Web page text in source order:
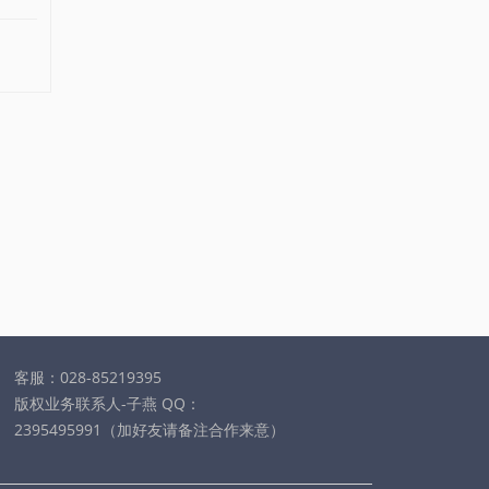
客服：028-85219395
版权业务联系人-子燕 QQ：
2395495991（加好友请备注合作来意）